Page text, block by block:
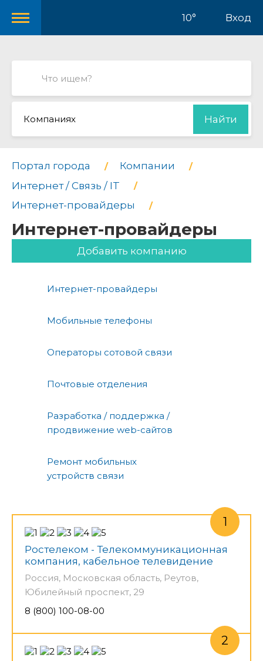
10° Вход
Компаниях Найти
Портал города
Компании
Интернет / Связь / IT
Интернет-провайдеры
Интернет-провайдеры
Добавить компанию
Интернет-провайдеры
Мобильные телефоны
Операторы сотовой связи
Почтовые отделения
Разработка / поддержка /
продвижение web-сайтов
Ремонт мобильных
устройств связи
Ростелеком - Телекоммуникационная
компания, кабельное телевидение
Россия, Московская область, Реутов,
Юбилейный проспект, 29
8 (800) 100-08-00